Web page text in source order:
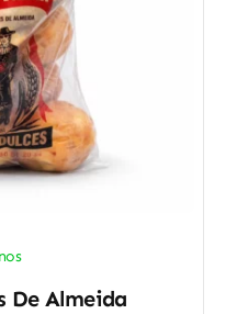
De Almeida